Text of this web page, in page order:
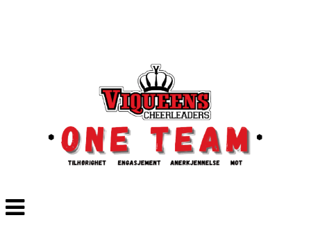
Veksle
navigasjon